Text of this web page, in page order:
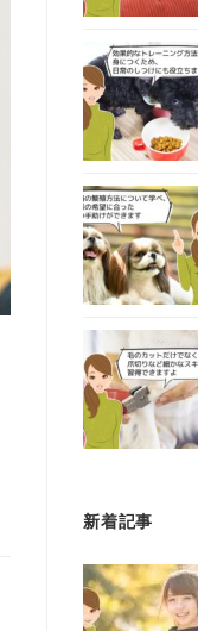
新着記事